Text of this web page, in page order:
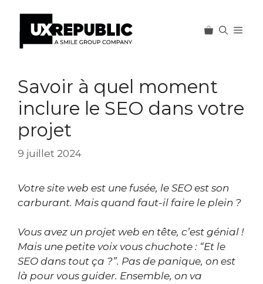
contenu
Savoir à quel moment
inclure le SEO dans votre
projet
9 juillet 2024
Votre site web est une fusée, le SEO est son
carburant. Mais quand faut-il faire le plein ?
Vous avez un projet web en tête, c’est génial !
Mais une petite voix vous chuchote : “Et le
SEO dans tout ça ?”. Pas de panique, on est
là pour vous guider. Ensemble, on va